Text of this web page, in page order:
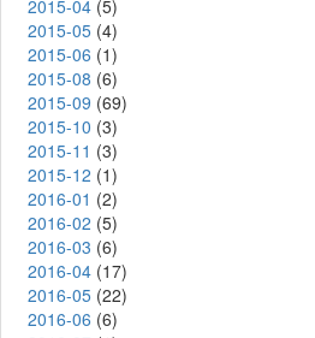
2015-04 (5)
2015-05 (4)
2015-06 (1)
2015-08 (6)
2015-09 (69)
2015-10 (3)
2015-11 (3)
2015-12 (1)
2016-01 (2)
2016-02 (5)
2016-03 (6)
2016-04 (17)
2016-05 (22)
2016-06 (6)